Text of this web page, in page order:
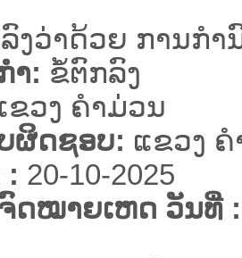
ງວ່າດ້ວຍ ການກ
າ: ຂໍ້ຕົກລົງ
ຂວງ ຄໍາມ່ວນ
ຜິດຊອບ: ແຂວງ
: 20-10-2025
ດໝາຍເຫດ ວັນທີ່ :